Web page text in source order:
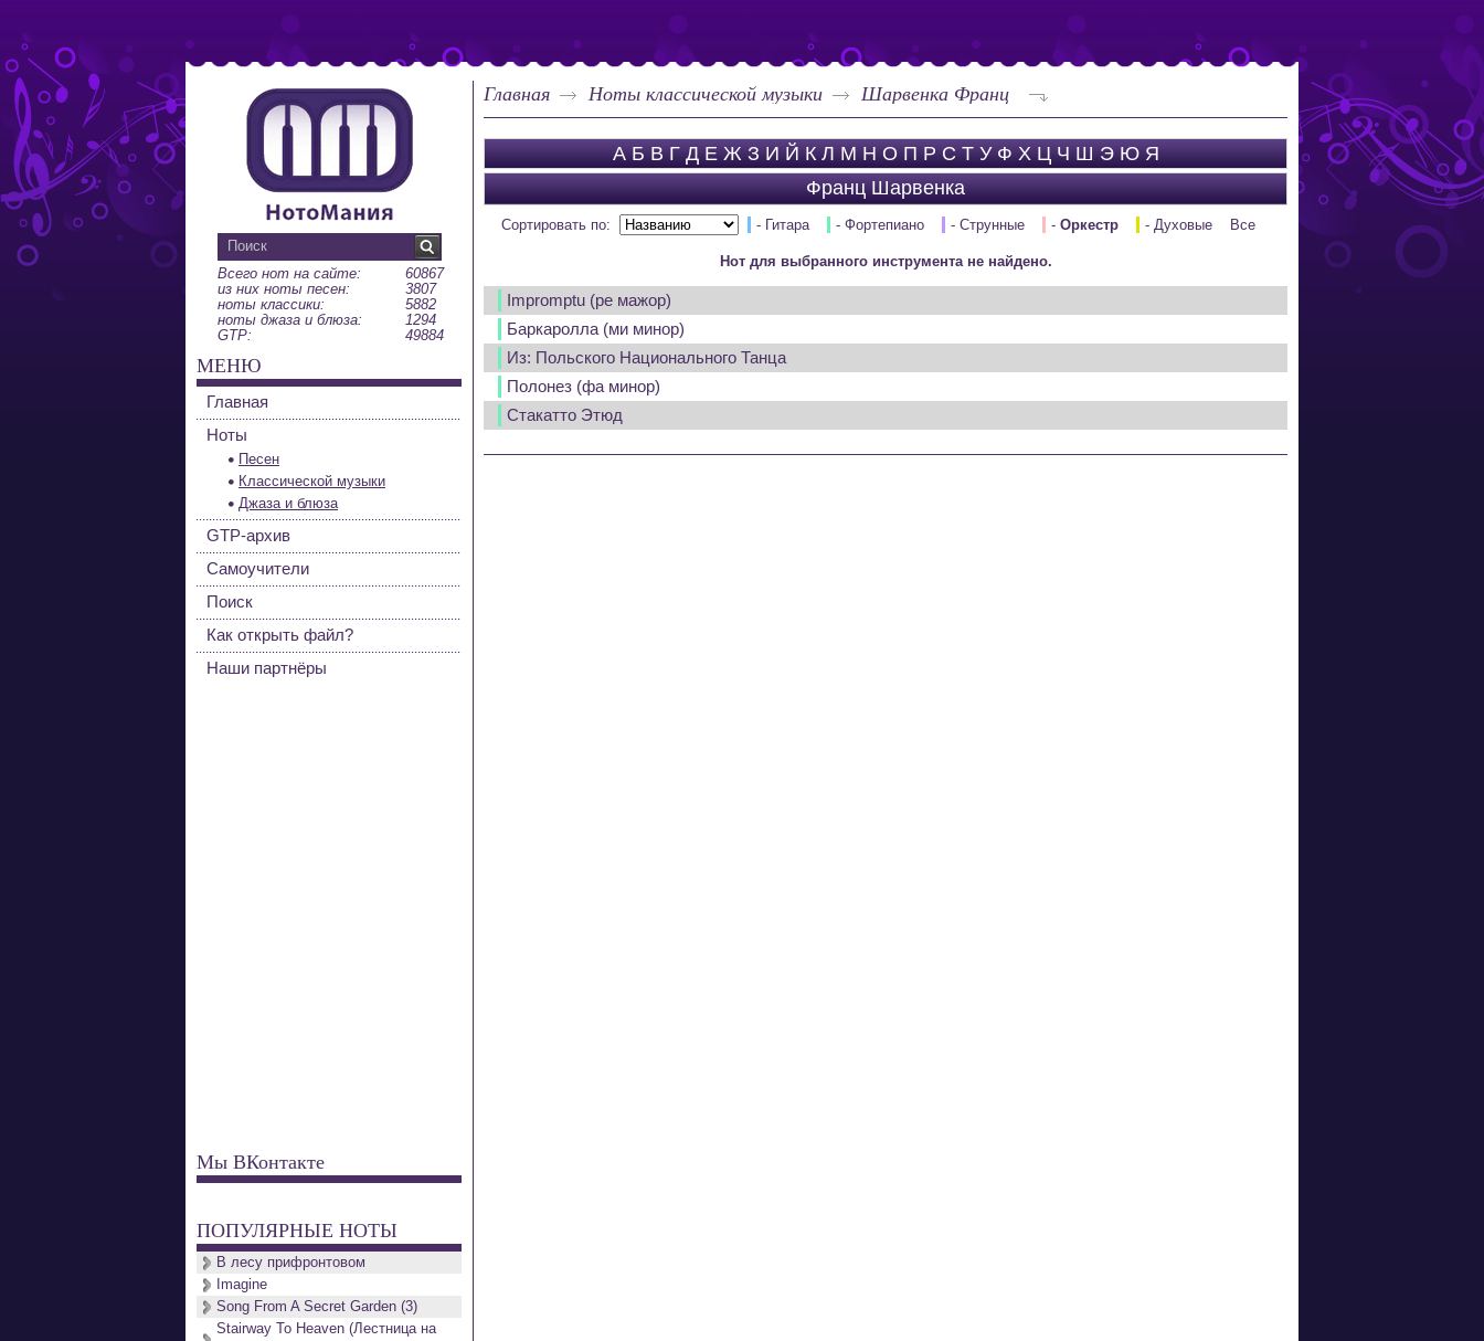
Главная Ноты классической музыки Шарвенка Франц
А Б В Г Д Е Ж З И Й К Л М Н О П Р С Т У Ф Х Ц Ч Ш Э Ю Я
Франц Шарвенка
Сортировать по: - Гитара - Фортепиано - Струнные - Оркестр - Духовые Все
Нот для выбранного инструмента не найдено.
Impromptu (ре мажор)
Баркаролла (ми минор)
Из: Польского Национального Танца
Полонез (фа минор)
Стакатто Этюд
Всего нот на сайте:
60867
из них ноты песен:
3807
ноты классики:
5882
ноты джаза и блюза:
1294
GTP:
49884
МЕНЮ
Главная
Ноты
Песен
Классической музыки
Джаза и блюза
GTP-архив
Самоучители
Поиск
Как открыть файл?
Наши партнёры
Мы ВКонтакте
ПОПУЛЯРНЫЕ НОТЫ
В лесу прифронтовом
Imagine
Song From A Secret Garden (3)
Stairway To Heaven (Лестница на